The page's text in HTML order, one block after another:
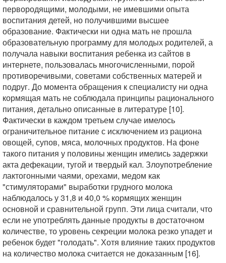
первородящими, молодыми, не имевшими опыта
воспитания детей, но получившими высшее
образование. Фактически ни одна мать не прошла
образовательную программу для молодых родителей, а
получала навыки воспитания ребенка из сайтов в
интернете, пользовалась многочисленными, порой
противоречивыми, советами собственных матерей и
подруг. До момента обращения к специалисту ни одна
кормящая мать не соблюдала принципы рационального
питания, детально описанные в литературе [10].
Фактически в каждом третьем случае имелось
ограничительное питание с исключением из рациона
овощей, супов, мяса, молочных продуктов. На фоне
такого питания у половины женщин имелись задержки
акта дефекации, тугой и твердый кал. Злоупотребление
лактогонными чаями, орехами, медом как
"стимуляторами" выработки грудного молока
наблюдалось у 31,8 и 40,0 % кормящих женщин
основной и сравнительной групп. Эти лица считали, что
если не употреблять данные продукты в достаточном
количестве, то уровень секреции молока резко упадет и
ребенок будет "голодать". Хотя влияние таких продуктов
на количество молока считается не доказанным [16].